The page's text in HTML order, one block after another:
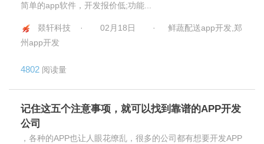
简单的app软件，开发报价低;功能...
燚轩科技 · 02月18日 ·
鲜蔬配送app开发,郑
州app开发
4802 阅读量
记住这五个注意事项，就可以找到靠谱的APP开发
公司
，各种的APP也让人眼花缭乱，很多的公司都有想要开发APP